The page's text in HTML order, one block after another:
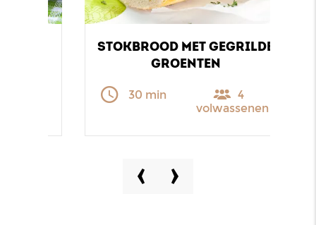
STOKBROOD MET GEGRILDE
GROENTEN
30 min
4
volwassenen